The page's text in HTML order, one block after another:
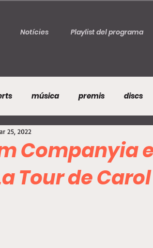
Notícies Playlist del programa
música premis discs
Companyia
Tour de Carol
25, 2022